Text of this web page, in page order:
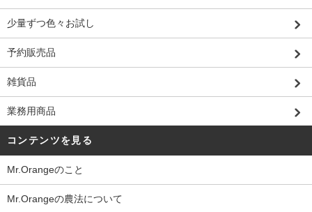
少量ずつ色々お試し
予約販売品
雑貨品
業務用商品
コンテンツを見る
Mr.Orangeのこと
Mr.Orangeの農法について